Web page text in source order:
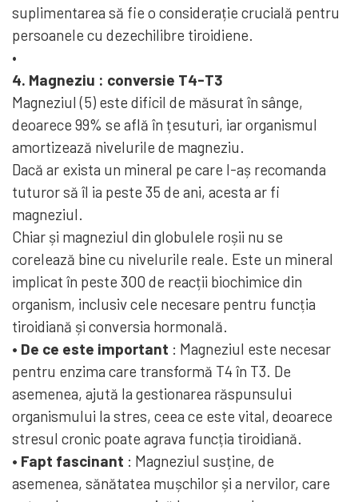
suplimentarea să fie o considerație crucială pentru
persoanele cu dezechilibre tiroidiene.
•
4. Magneziu : conversie T4-T3
Magneziul (5) este dificil de măsurat în sânge,
deoarece 99% se află în țesuturi, iar organismul
amortizează nivelurile de magneziu.
Dacă ar exista un mineral pe care l-aș recomanda
tuturor să îl ia peste 35 de ani, acesta ar fi
magneziul.
Chiar și magneziul din globulele roșii nu se
corelează bine cu nivelurile reale. Este un mineral
implicat în peste 300 de reacții biochimice din
organism, inclusiv cele necesare pentru funcția
tiroidiană și conversia hormonală.
• De ce este important : Magneziul este necesar
pentru enzima care transformă T4 în T3. De
asemenea, ajută la gestionarea răspunsului
organismului la stres, ceea ce este vital, deoarece
stresul cronic poate agrava funcția tiroidiană.
• Fapt fascinant : Magneziul susține, de
asemenea, sănătatea mușchilor și a nervilor, care